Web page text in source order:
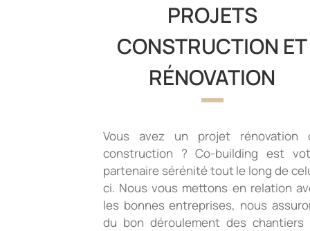
PROJETS
CONSTRUCTION ET
RÉNOVATION
Vous avez un projet rénovation
construction ? Co-building est
partenaire sérénité tout le long de
ci. Nous vous mettons en relation
les bonnes entreprises, nous
du bon déroulement des chantiers